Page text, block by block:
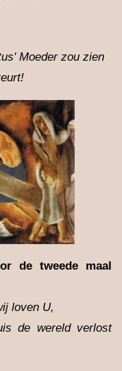
Moeder zou zien
de tweede maal
loven U,
de wereld verlost